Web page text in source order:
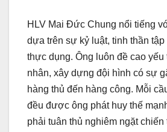
HLV Mai Đức Chung nổi tiếng
dựa trên sự kỷ luật, tinh thần
thực dụng. Ông luôn đề cao yếu
nhân, xây dựng đội hình có sự
hàng thủ đến hàng công. Mỗi
đều được ông phát huy thế
phải tuân thủ nghiêm ngặt chiến